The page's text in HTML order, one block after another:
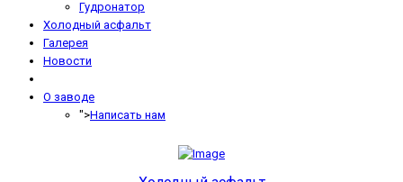
Гудронатор
Холодный асфальт
Галерея
Новости
О заводе
">Написать нам